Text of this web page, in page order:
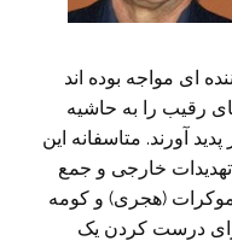
ای مواجه بوده اند
رقیب را به حاشیه
آورند. متاسفانه این
خارجی و جمع
(هجری) و کومه
درست کردن یک